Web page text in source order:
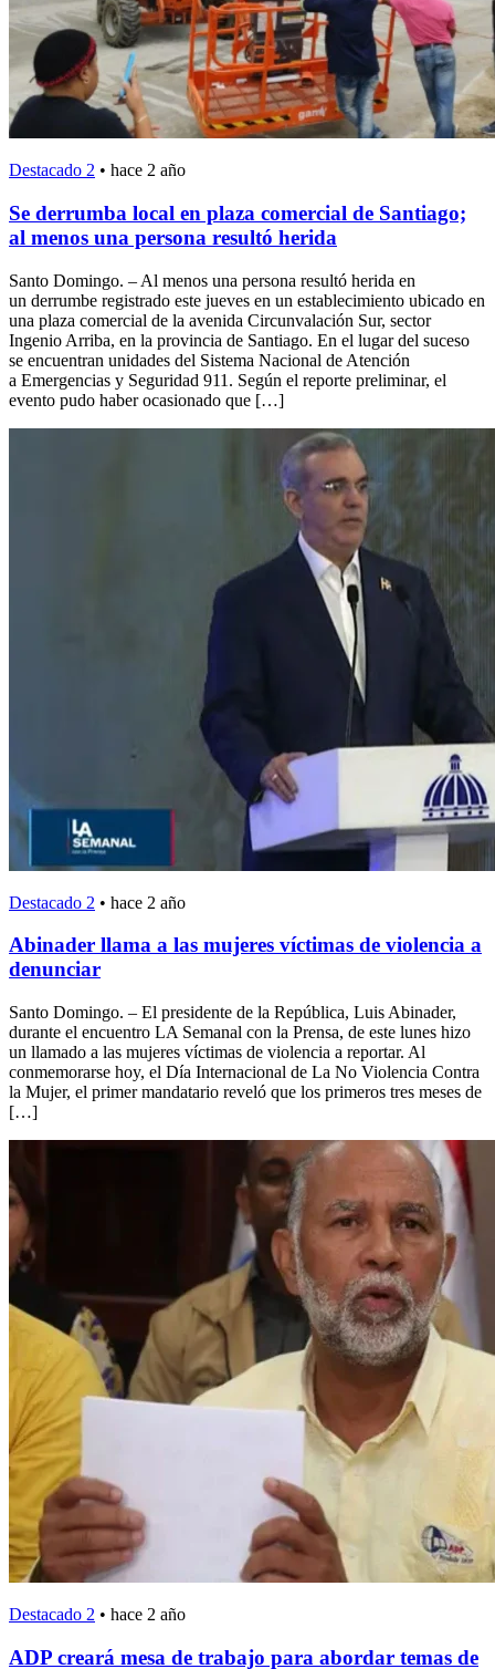
Destacado 2 • hace 2 año
Se derrumba local en plaza comercial de Santiago;
al menos una persona resultó herida
Santo Domingo. – Al menos una persona resultó herida en
un derrumbe registrado este jueves en un establecimiento ubicado en
una plaza comercial de la avenida Circunvalación Sur, sector
Ingenio Arriba, en la provincia de Santiago. En el lugar del suceso
se encuentran unidades del Sistema Nacional de Atención
a Emergencias y Seguridad 911. Según el reporte preliminar, el
evento pudo haber ocasionado que […]
Destacado 2 • hace 2 año
Abinader llama a las mujeres víctimas de violencia a
denunciar
Santo Domingo. – El presidente de la República, Luis Abinader,
durante el encuentro LA Semanal con la Prensa, de este lunes hizo
un llamado a las mujeres víctimas de violencia a reportar. Al
conmemorarse hoy, el Día Internacional de La No Violencia Contra
la Mujer, el primer mandatario reveló que los primeros tres meses de
[…]
Destacado 2 • hace 2 año
ADP creará mesa de trabajo para abordar temas de